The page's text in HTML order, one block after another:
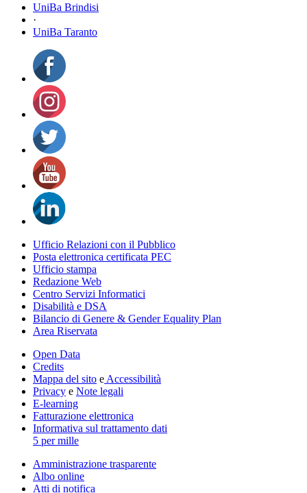
UniBa Brindisi
·
UniBa Taranto
Ufficio Relazioni con il Pubblico
Posta elettronica certificata PEC
Ufficio stampa
Redazione Web
Centro Servizi Informatici
Disabilità e DSA
Bilancio di Genere & Gender Equality Plan
Area Riservata
Open Data
Credits
Mappa del sito e Accessibilità
Privacy e Note legali
E-learning
Fatturazione elettronica
Informativa sul trattamento dati
5 per mille
Amministrazione trasparente
Albo online
Atti di notifica